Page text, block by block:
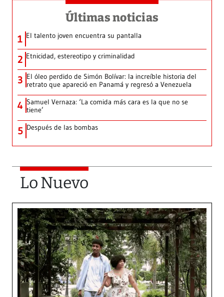
Últimas noticias
1 El talento joven encuentra su pantalla​
2 Etnicidad, estereotipo y criminalidad
3 El óleo perdido de Simón Bolívar: la increíble historia del
retrato que apareció en Panamá y regresó a Venezuela
4 Samuel Vernaza: ‘La comida más cara es la que no se
tiene’
5 Después de las bombas
Lo Nuevo